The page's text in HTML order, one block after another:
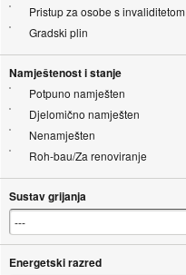
Pristup za osobe s invaliditetom
Gradski plin
Namještenost i stanje
Potpuno namješten
Djelomično namješten
Nenamješten
Roh-bau/Za renoviranje
Sustav grijanja
Energetski razred